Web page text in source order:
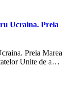
Ucraina. Preia
Preia Marea
Unite de a…